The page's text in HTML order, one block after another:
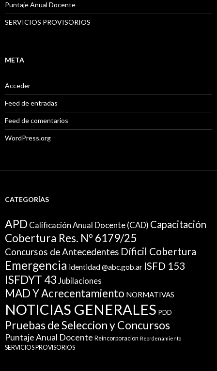
Puntaje Anual Docente
SERVICIOS PROVISORIOS
META
Acceder
Feed de entradas
Feed de comentarios
WordPress.org
CATEGORÍAS
APD Calificación Anual Docente (CAD) Capacitación
Cobertura Res. N° 6179/25
Concursos de Antecedentes Díficil Cobertura
Emergencia identidad @abc.gob.ar ISFD 153
ISFDYT 43 Jubilaciones
MAD Y Acrecentamiento NORMATIVAS
NOTICIAS GENERALES PDD
Pruebas de Seleccion y Concursos
Puntaje Anual Docente Reincorporacion Reordenamiento
SERVICIOS PROVISORIOS